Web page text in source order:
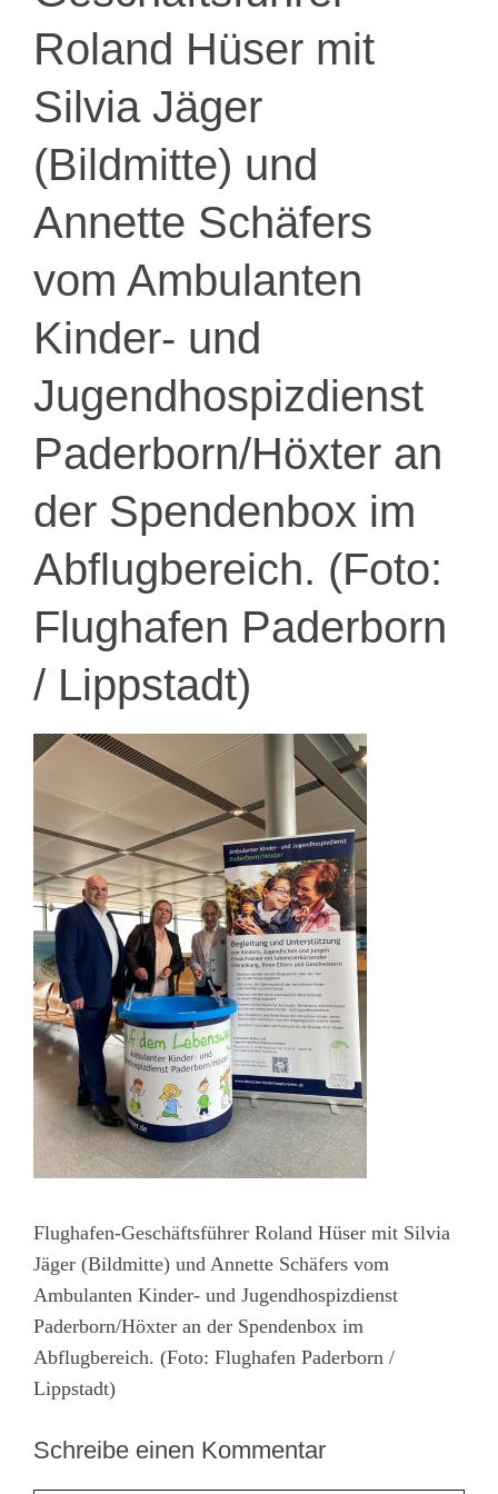
Roland Hüser mit
Silvia Jäger
(Bildmitte) und
Annette Schäfers
vom Ambulanten
Kinder- und
Jugendhospizdienst
Paderborn/Höxter an
der Spendenbox im
Abflugbereich. (Foto:
Flughafen Paderborn
/ Lippstadt)
Flughafen-Geschäftsführer Roland Hüser mit Silvia
Jäger (Bildmitte) und Annette Schäfers vom
Ambulanten Kinder- und Jugendhospizdienst
Paderborn/Höxter an der Spendenbox im
Abflugbereich. (Foto: Flughafen Paderborn /
Lippstadt)
Schreibe einen Kommentar